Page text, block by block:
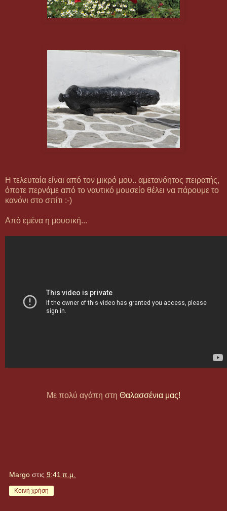
Η τελευταία είναι από τον μικρό μου.. αμετανόητος πειρατής,
όποτε περνάμε από το ναυτικό μουσείο θέλει να πάρουμε το
κανόνι στο σπίτι :-)
Από εμένα η μουσική...
Με πολύ αγάπη στη Θαλασσένια μας!
Margo στις 9:41 π.μ.
Κοινή χρήση